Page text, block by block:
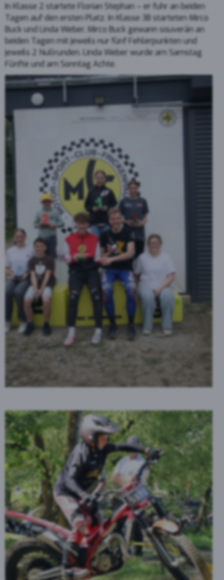
In Klasse 2 startete Florian Stephan – er fuhr an beiden
Tagen auf den ersten Platz. In Klasse 3B starteten Mirco
Buck und Linda Weber. Mirco Buck gewann souverän an
beiden Tagen mit jeweils nur fünf Fehlerpunkten und
jeweils 2 Nullrunden. Linda Weber wurde am Samstag
Fünfte und am Sonntag Achte.